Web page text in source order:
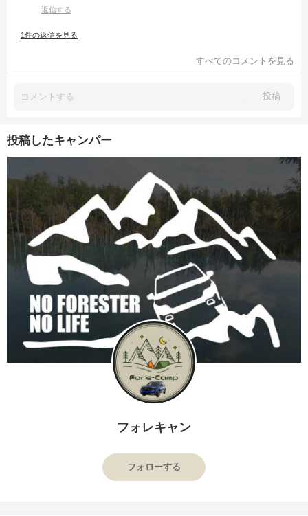
返信する
1件の返信を見る
すべてのコメントを見る
投稿
投稿したキャンパー
フォレキャン
フォローする